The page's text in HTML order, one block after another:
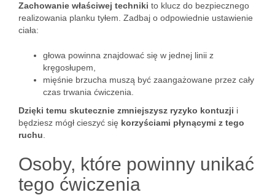
Zachowanie właściwej techniki to klucz do bezpiecznego
realizowania planku tyłem. Zadbaj o odpowiednie ustawienie
ciała:
głowa powinna znajdować się w jednej linii z
kręgosłupem,
mięśnie brzucha muszą być zaangażowane przez cały
czas trwania ćwiczenia.
Dzięki temu skutecznie zmniejszysz ryzyko kontuzji i
będziesz mógł cieszyć się korzyściami płynącymi z tego
ruchu
Osoby, które powinny unikać
tego ćwiczenia